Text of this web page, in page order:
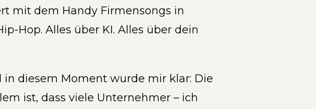
mit dem Handy Firmensongs in
Hop. Alles über KI. Alles über dein
in diesem Moment wurde mir klar: Die
ist, dass viele Unternehmer – ich